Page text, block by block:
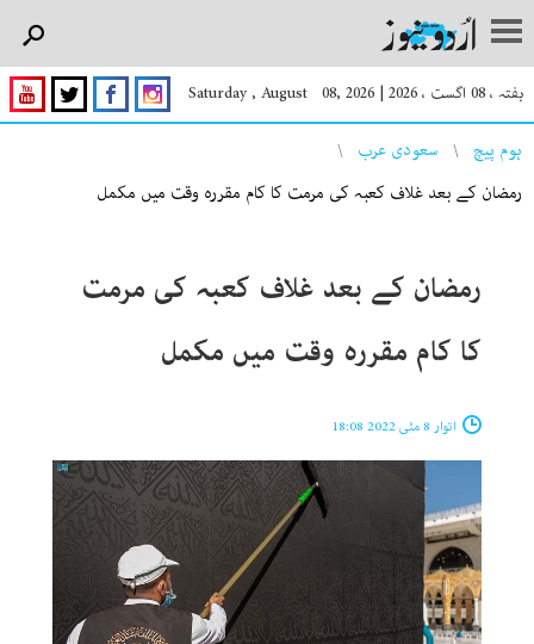
ہفتہ ، 08 اگست ، 2026 |
Saturday , August 08, 2026
You are here
ہوم پیچ
سعودی عرب
رمضان کے بعد غلاف کعبہ کی مرمت کا کام مقررہ وقت میں مکمل
رمضان کے بعد غلاف کعبہ کی مرمت
کا کام مقررہ وقت میں مکمل
اتوار 8 مئی 2022 18:08